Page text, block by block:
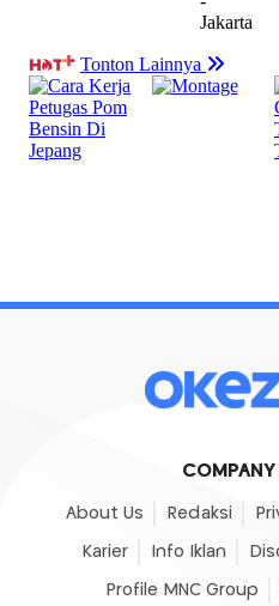
COMPANY
About Us Redaksi
Karier Info Iklan
Profile MNC Group